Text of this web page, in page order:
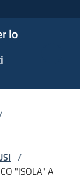
lo
/
"ISOLA" A